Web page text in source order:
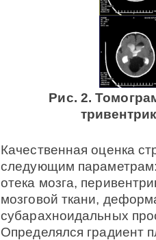
Рис. 2.
Качественная оценка
следующим
отека мозга,
мозговой ткани,
субарахноидальных
Определялся градиент